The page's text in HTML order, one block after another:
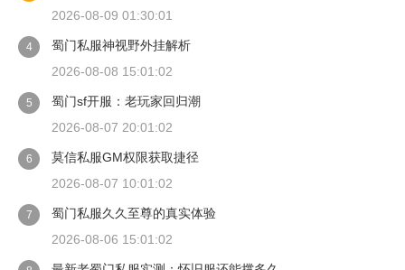
2026-08-09 01:30:01
4
蜀门私服神视野外挂解析
2026-08-08 15:01:02
5
蜀门sf开服：老玩家回归潮
2026-08-07 20:01:02
6
莫信私服GM权限获取捷径
2026-08-07 10:01:02
7
蜀门私服久久至尊的真实体验
2026-08-06 15:01:02